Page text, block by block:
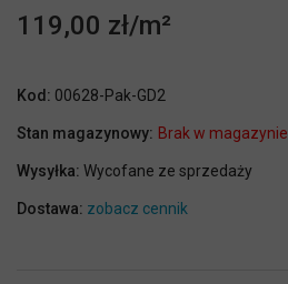
119,00 zł
Kod: 00628-Pak-GD2
Stan magazynowy: Brak w magazynie
Wysyłka: Wycofane ze sprzedaży
Dostawa: zobacz cennik